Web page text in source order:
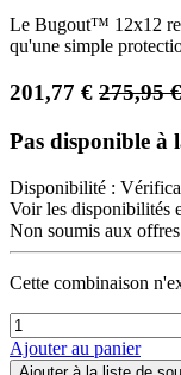
Le Bugout™ 12x12
qu'une simple
201,77 € 275,95€
Pas disponible à
Disponibilité :
Voir les disponibilités
Non soumis aux
Cette combinaison
Ajouter au panier